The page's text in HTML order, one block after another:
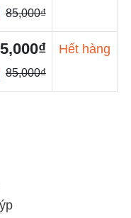
85,000₫
85,000₫
Hết hàng